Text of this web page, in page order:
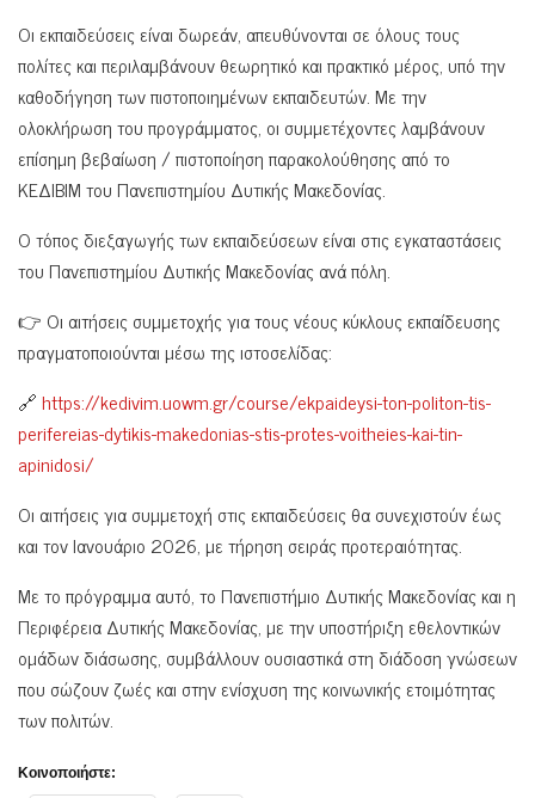
Οι εκπαιδεύσεις είναι δωρεάν, απευθύνονται σε όλους τους
πολίτες και περιλαμβάνουν θεωρητικό και πρακτικό μέρος, υπό την
καθοδήγηση των πιστοποιημένων εκπαιδευτών. Με την
ολοκλήρωση του προγράμματος, οι συμμετέχοντες λαμβάνουν
επίσημη βεβαίωση / πιστοποίηση παρακολούθησης από το
ΚΕΔΙΒΙΜ του Πανεπιστημίου Δυτικής Μακεδονίας.
Ο τόπος διεξαγωγής των εκπαιδεύσεων είναι στις εγκαταστάσεις
του Πανεπιστημίου Δυτικής Μακεδονίας ανά πόλη.
👉 Οι αιτήσεις συμμετοχής για τους νέους κύκλους εκπαίδευσης
πραγματοποιούνται μέσω της ιστοσελίδας:
🔗https://kedivim.uowm.gr/course/ekpaideysi-ton-politon-tis-
perifereias-dytikis-makedonias-stis-protes-voitheies-kai-tin-
apinidosi/
Οι αιτήσεις για συμμετοχή στις εκπαιδεύσεις θα συνεχιστούν έως
και τον Ιανουάριο 2026, με τήρηση σειράς προτεραιότητας.
Με το πρόγραμμα αυτό, το Πανεπιστήμιο Δυτικής Μακεδονίας και η
Περιφέρεια Δυτικής Μακεδονίας, με την υποστήριξη εθελοντικών
ομάδων διάσωσης, συμβάλλουν ουσιαστικά στη διάδοση γνώσεων
που σώζουν ζωές και στην ενίσχυση της κοινωνικής ετοιμότητας
των πολιτών.
Κοινοποιήστε: